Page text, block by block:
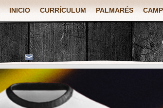
INICIO CURRÍCULUM PALMARÉS